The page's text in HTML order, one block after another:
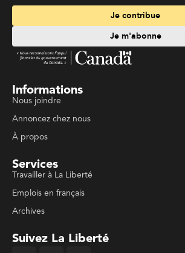
Je contribue
Je m'abonne
Informations
Nous joindre
Annoncez chez nous
À propos
Services
Travailler à La Liberté
Emplois en français
Archives
Suivez La Liberté